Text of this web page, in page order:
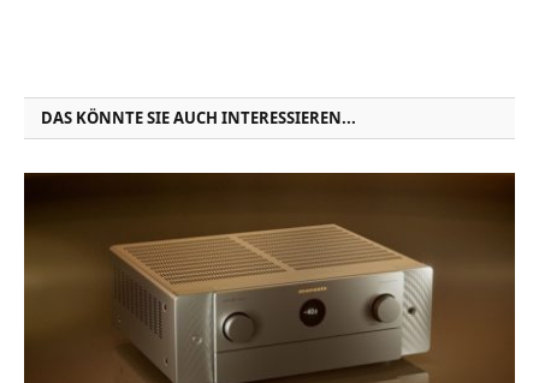
DAS KÖNNTE SIE AUCH INTERESSIEREN...